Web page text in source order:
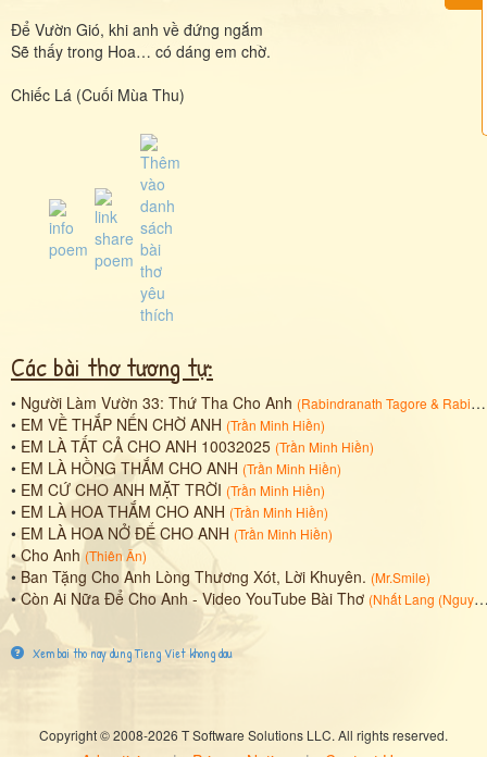
Để Vườn Gió, khi anh về đứng ngắm
Sẽ thấy trong Hoa… có dáng em chờ.
Chiếc Lá (Cuối Mùa Thu)
Các bài thơ tương tự:
• Người Làm Vườn 33: Thứ Tha Cho Anh (Rabindranath Tagore & Rabindranah TAGORE
• EM VỀ THẮP NẾN CHỜ ANH (Trần Minh Hiền)
• EM LÀ TẤT CẢ CHO ANH 10032025 (Trần Minh Hiền)
• EM LÀ HỒNG THẮM CHO ANH (Trần Minh Hiền)
• EM CỨ CHO ANH MẶT TRỜI (Trần Minh Hiền)
• EM LÀ HOA THẮM CHO ANH (Trần Minh Hiền)
• EM LÀ HOA NỞ ĐỂ CHO ANH (Trần Minh Hiền)
•Cho Anh (Thiên Ân)
• Ban Tặng Cho Anh Lòng Thương Xót, Lời Khuyên. (Mr.Smile)
•Còn Ai Nữa Để Cho Anh - Video YouTube Bài Thơ (Nhất Lang (Nguyễn Thành Sáng)
Xem bai tho nay dung Tieng Viet khong dau
Copyright © 2008-2026 T Software Solutions LLC. All rights reserved.